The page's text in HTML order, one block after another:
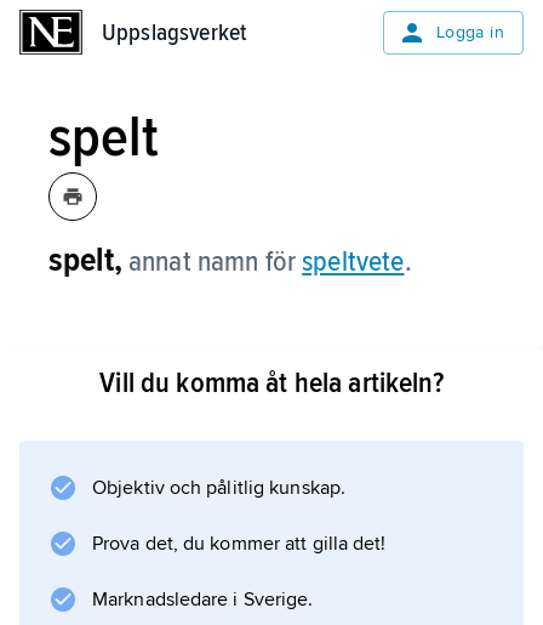
Uppslagsverket Logga in
spelt
spelt, annat namn förspeltvete.
Vill du komma åt hela artikeln?
Objektiv och pålitlig kunskap.
Prova det, du kommer att gilla det!
Marknadsledare i Sverige.